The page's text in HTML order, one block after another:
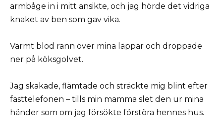
armbåge in i mitt ansikte, och jag hörde det vidriga
knaket av ben som gav vika.
Varmt blod rann över mina läppar och droppade
ner på köksgolvet.
Jag skakade, flämtade och sträckte mig blint efter
fasttelefonen – tills min mamma slet den ur mina
händer som om jag försökte förstöra hennes hus.